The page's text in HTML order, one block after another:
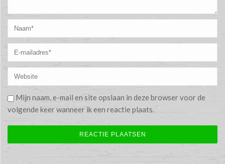
Mijn naam, e-mail en site opslaan in deze browser voor de
volgende keer wanneer ik een reactie plaats.